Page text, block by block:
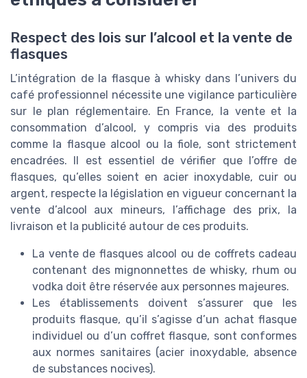
Respect des lois sur l’alcool et la vente de
flasques
L’intégration de la flasque à whisky dans l’univers du
café professionnel nécessite une vigilance particulière
sur le plan réglementaire. En France, la vente et la
consommation d’alcool, y compris via des produits
comme la flasque alcool ou la fiole, sont strictement
encadrées. Il est essentiel de vérifier que l’offre de
flasques, qu’elles soient en acier inoxydable, cuir ou
argent, respecte la législation en vigueur concernant la
vente d’alcool aux mineurs, l’affichage des prix, la
livraison et la publicité autour de ces produits.
La vente de flasques alcool ou de coffrets cadeau
contenant des mignonnettes de whisky, rhum ou
vodka doit être réservée aux personnes majeures.
Les établissements doivent s’assurer que les
produits flasque, qu’il s’agisse d’un achat flasque
individuel ou d’un coffret flasque, sont conformes
aux normes sanitaires (acier inoxydable, absence
de substances nocives).